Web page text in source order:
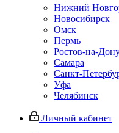
Нижний
Новосибирск
Омск
Пермь
Ростов-на-
Самара
Санкт-
Уфа
Челябинск
Личный кабинет